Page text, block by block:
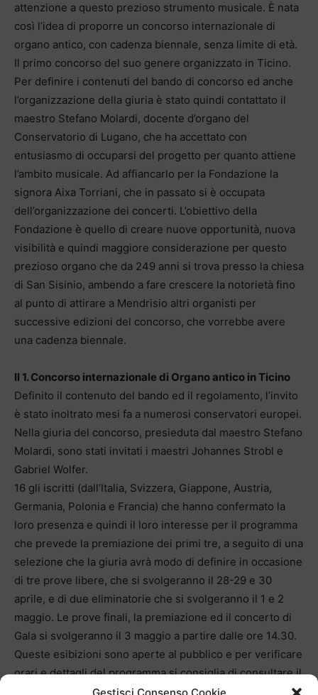
attenzione a questo prezioso strumento musicale. È nata
così l’idea di proporre un concorso internazionale di
organo antico, con cadenza biennale, senza limite di età.
Il primo concorso del suo genere organizzato in Ticino.
Per definire i contenuti del bando di concorso ed anche
l’organizzazione della giuria è stato quindi contattato il
maestro Stefano Molardi, docente d’organo del
Conservatorio di Lugano, che ha accettato con
entusiasmo di occuparsi del progetto per quanto attiene
l’ambito musicale. Ad affiancarlo per la Fondazione la
signora Aixa Torriani, che in passato si è occupata
dell’organizzazione dei concerti. L’obiettivo della
Fondazione è quello di creare nuove opportunità, nuova
visibilità e quindi maggiore considerazione per questo
prezioso organo che da 249 anni si trova presso la chiesa
di San Sisinio, ambendo a fare crescere la notorietà fino
al punto di attirare a Mendrisio altri organisti per
successive edizioni del concorso, che vorrebbe avere
una cadenza biennale.
Il 1. Concorso internazionale di Organo antico in Ticino
Definito il contenuto del bando ed il regolamento, l’invito
è stato inoltrato mesi fa a numerosi conservatori europei.
Nella giuria del concorso, presieduta dal maestro Stefano
Molardi, sono stati invitati i maestri Johannes Strobl e
Gabriel Wolfer.
16 gli iscritti (dall’Italia, Svizzera, Giappone, Austria,
Germania, Polonia e Francia) che hanno confermato la
loro presenza e quindi il loro interesse per il programma
che prevede la premiazione dei primi tre, a seguito di una
selezione che la giuria avrà modo di definire in occasione
di tre prove libere, che si svolgeranno il 28-29 e 30
aprile, e di due eliminatorie che si svolgeranno il 1 e 2
maggio. Le prove finali, la premiazione ed il concerto di
Gala si svolgeranno il 3 maggio a partire dalle ore 14.30.
Queste esibizioni sono aperte al pubblico e per verificare
orari e dettagli del programma si consiglia di consultare il
sito www.fondazionedellatorre.com.